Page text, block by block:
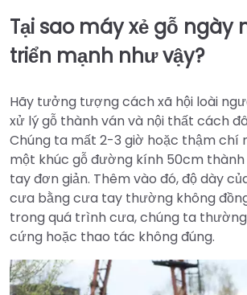
Tại sao máy xẻ gỗ ngày
triển mạnh như vậy?
Hãy tưởng tượng cách xã hội loài
xử lý gỗ thành ván và nội thất cách
Chúng ta mất 2-3 giờ hoặc thậm chí
một khúc gỗ đường kính 50cm
tay đơn giản. Thêm vào đó, độ dày
cưa bằng cưa tay thường không
trong quá trình cưa, chúng ta
cứng hoặc thao tác không đúng.